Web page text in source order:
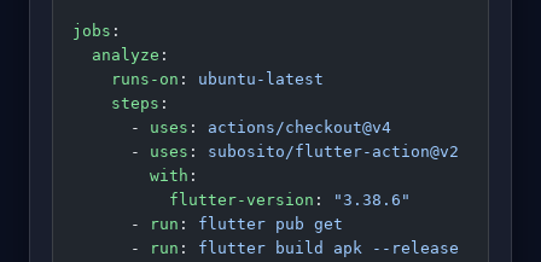
jobs :
  analyze
:
    runs-on
: ubuntu-latest
    steps
:
      -
uses : actions/checkout@v4
      -
uses : subosito/flutter-action@v2
        with
:
          flutter-version
:
"3.38.6"
      -
run : flutter pub get
      -
run : flutter build apk --release